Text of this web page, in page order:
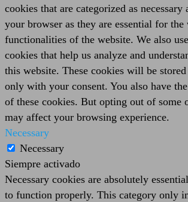
cookies that are categorized as necessary
your browser as they are essential for
functionalities of the website. We also
cookies that help us analyze and
this website. These cookies will be
only with your consent. You also have
of these cookies. But opting out of some
may affect your browsing experience.
Necessary
Necessary
Siempre activado
Necessary cookies are absolutely
to function properly. This category only